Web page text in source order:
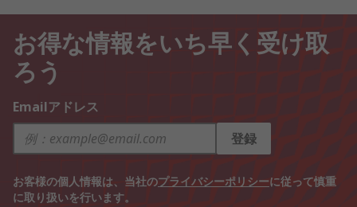
お得な情報をいち早く受け取
ろう
Emailアドレス
登録
お客様の個人情報は、当社のプライバシーポリシーに従って慎重
に取り扱いを行います。